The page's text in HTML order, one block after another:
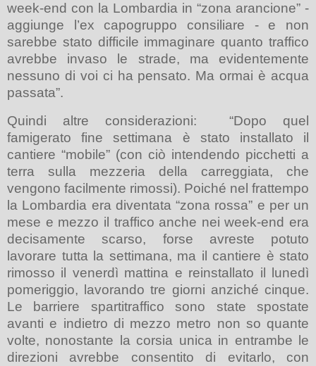
week-end con la Lombardia in “zona arancione” -
aggiunge l’ex capogruppo consiliare - e non
sarebbe stato difficile immaginare quanto traffico
avrebbe invaso le strade, ma evidentemente
nessuno di voi ci ha pensato. Ma ormai è acqua
passata”.
Quindi altre considerazioni:
“Dopo quel
famigerato fine settimana è stato installato il
cantiere “mobile” (con ciò intendendo picchetti a
terra sulla mezzeria della carreggiata, che
vengono facilmente rimossi). Poiché nel frattempo
la Lombardia era diventata “zona rossa” e per un
mese e mezzo il traffico anche nei week-end era
decisamente scarso, forse avreste potuto
lavorare tutta la settimana, ma il cantiere è stato
rimosso il venerdì mattina e reinstallato il lunedì
pomeriggio, lavorando tre giorni anziché cinque.
Le barriere spartitraffico sono state spostate
avanti e indietro di mezzo metro non so quante
volte, nonostante la corsia unica in entrambe le
direzioni avrebbe consentito di evitarlo, con